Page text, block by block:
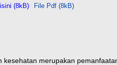
(8kB)
File Pdf (8kB)
kesehatan merupakan